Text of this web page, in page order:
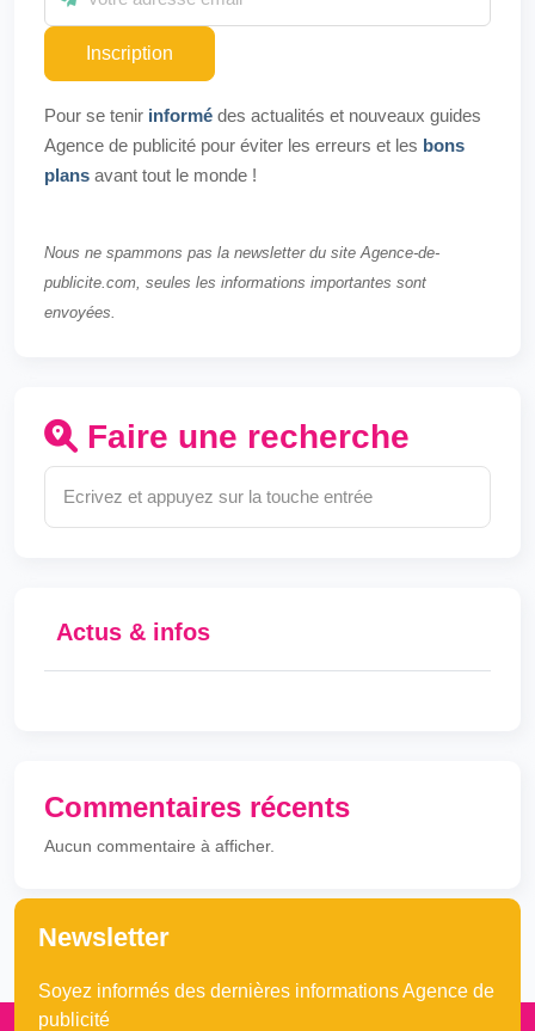
Inscription
Pour se tenir informé des actualités et nouveaux guides
Agence de publicité pour éviter les erreurs et les bons
plans avant tout le monde !
Nous ne spammons pas la newsletter du site Agence-de-
publicite.com, seules les informations importantes sont
envoyées.
Faire une recherche
Actus & infos
Commentaires récents
Aucun commentaire à afficher.
Newsletter
Soyez informés des dernières informations Agence de
publicité